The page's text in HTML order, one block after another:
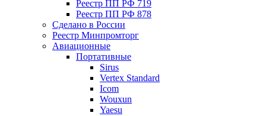
Реестр ПП РФ 719
Реестр ПП РФ 878
Сделано в России
Реестр Минпромторг
Авиационные
Портативные
Sirus
Vertex Standard
Icom
Wouxun
Yaesu